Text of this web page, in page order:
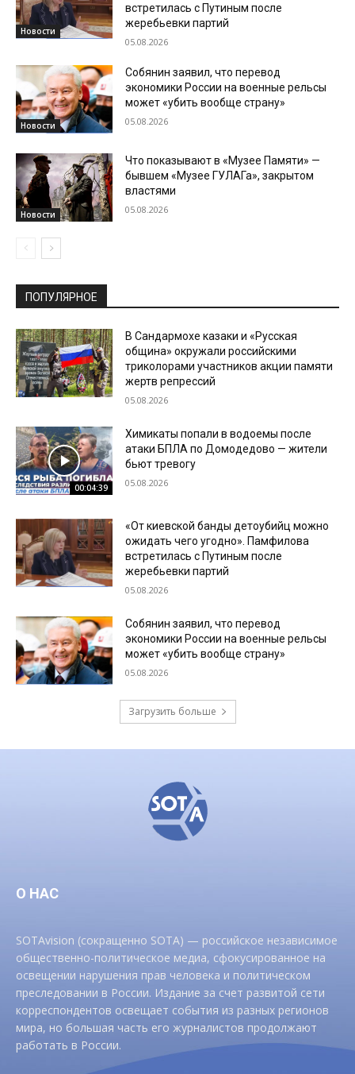
Новости
встретилась с Путиным после
жеребьевки партий
05.08.2026
Новости
Собянин заявил, что перевод
экономики России на военные рельсы
может «убить вообще страну»
05.08.2026
Новости
Что показывают в «Музее Памяти» —
бывшем «Музее ГУЛАГа», закрытом
властями
05.08.2026
ПОПУЛЯРНОЕ
В Сандармохе казаки и «Русская
община» окружали российскими
триколорами участников акции памяти
жертв репрессий
05.08.2026
00:04:39
Химикаты попали в водоемы после
атаки БПЛА по Домодедово — жители
бьют тревогу
05.08.2026
«От киевской банды детоубийц можно
ожидать чего угодно». Памфилова
встретилась с Путиным после
жеребьевки партий
05.08.2026
Собянин заявил, что перевод
экономики России на военные рельсы
может «убить вообще страну»
05.08.2026
Загрузить больше
О НАС
SOTAvision (сокращенно SOTA) — российское независимое
общественно-политическое медиа, сфокусированное на
освещении нарушения прав человека и политическом
преследовании в России. Издание за счет развитой сети
корреспондентов освещает события из разных регионов
мира, но большая часть его журналистов продолжают
работать в России.